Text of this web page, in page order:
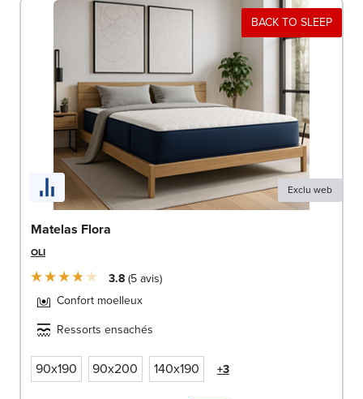
BACK TO SLEEP
Exclu web
Matelas Flora
OLI
3.8 5avis
Confort moelleux
Ressorts ensachés
90x190 90x200 140x190 +3